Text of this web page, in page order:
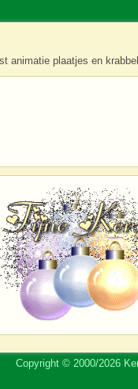
animatie plaatjes en
Copyright © 2000/2026